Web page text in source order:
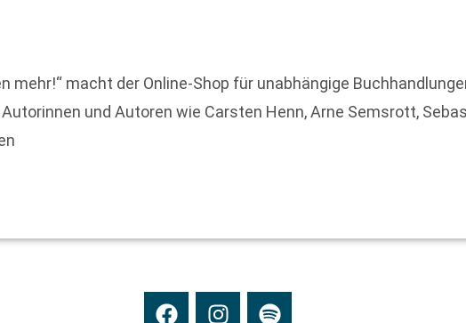
mehr!“ macht der Online-Shop für unabhängige
und Autoren wie Carsten Henn, Arne Semsrott,